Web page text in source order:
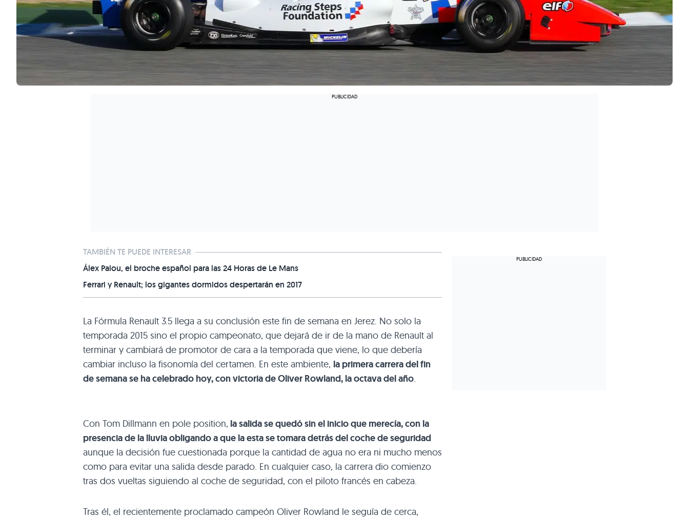
TAMBIÉN TE PUEDE INTERESAR
Álex Palou, el broche español para las 24 Horas de Le Mans
Ferrari y Renault; los gigantes dormidos despertarán en 2017
La Fórmula Renault 3.5 llega a su conclusión este fin de semana en Jerez. No solo la
temporada 2015 sino el propio campeonato, que dejará de ir de la mano de Renault al
terminar y cambiará de promotor de cara a la temporada que viene, lo que debería
cambiar incluso la fisonomía del certamen. En este ambiente, la primera carrera del fin
de semana se ha celebrado hoy, con victoria de Oliver Rowland, la octava del año.
Con Tom Dillmann en pole position, la salida se quedó sin el inicio que merecía, con la
presencia de la lluvia obligando a que la esta se tomara detrás del coche de seguridad
aunque la decisión fue cuestionada porque la cantidad de agua no era ni mucho menos
como para evitar una salida desde parado. En cualquier caso, la carrera dio comienzo
tras dos vueltas siguiendo al coche de seguridad, con el piloto francés en cabeza.
Tras él, el recientemente proclamado campeón Oliver Rowland le seguía de cerca,